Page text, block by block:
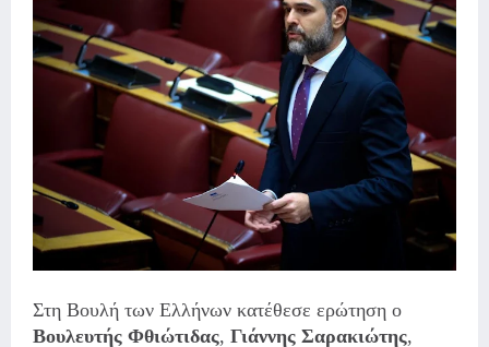
Στη Βουλή των Ελλήνων κατέθεσε ερώτηση ο
Βουλευτής Φθιώτιδας, Γιάννης Σαρακιώτης,